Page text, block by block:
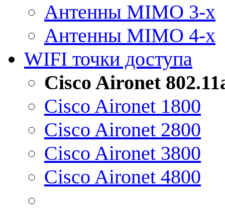
Антенны MIMO 3-x
Антенны MIMO 4-x
WIFI точки доступа
Cisco Aironet
Cisco Aironet 1800
Cisco Aironet 2800
Cisco Aironet 3800
Cisco Aironet 4800